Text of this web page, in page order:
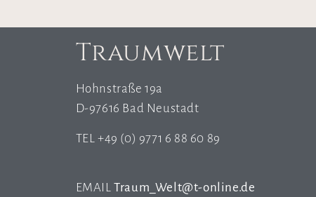
Traumwelt
Hohnstraße 19a
D-97616 Bad Neustadt
TEL +49 (0) 9771 6 88 60 89
EMAILTraum_Welt@t-online.de